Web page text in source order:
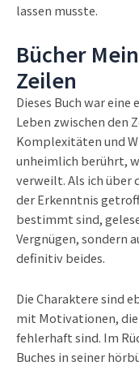
lassen musste.
Bücher
Zeilen
Dieses Buch war
Leben zwischen den
Komplexitäten und
unheimlich berührt,
verweilt. Als ich über
der Erkenntnis
bestimmt sind,
Vergnügen, sondern
definitiv beides.
Die Charaktere sind
mit Motivationen,
fehlerhaft sind. Im
Buches in seiner